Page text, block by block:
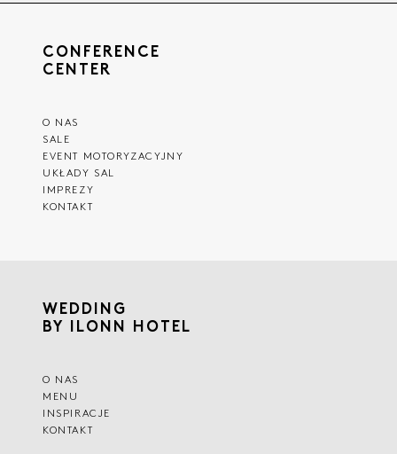
CONFERENCE
CENTER
O NAS
SALE
EVENT MOTORYZACYJNY
UKŁADY SAL
IMPREZY
KONTAKT
WEDDING
BY ILONN HOTEL
O NAS
MENU
INSPIRACJE
KONTAKT